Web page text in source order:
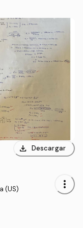
download Descargar
(US) more_vert